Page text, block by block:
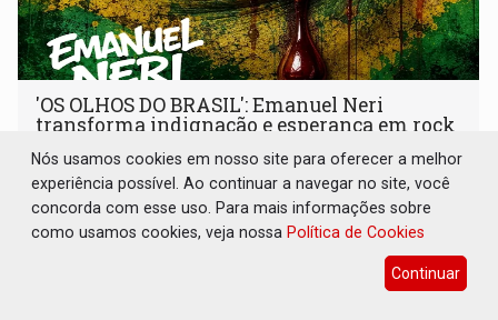
'OS OLHOS DO BRASIL': Emanuel Neri
transforma indignação e esperança em rock
Cultura 06 de Agosto de 2026 às 13:17
Nova faixa do cantor e compositor amazonense chega às
plataformas digitais nesta sexta-feira (7)
Nós usamos cookies em nosso site para oferecer a melhor
experiência possível. Ao continuar a navegar no site, você
concorda com esse uso. Para mais informações sobre
como usamos cookies, veja nossa Política de Cookies
Continuar